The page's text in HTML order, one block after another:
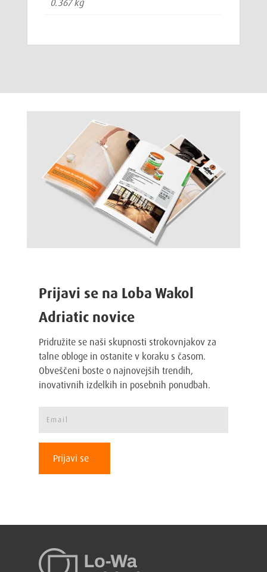
0.367 kg
Prijavi se na Loba Wakol
Adriatic novice
Pridružite se naši skupnosti strokovnjakov za
talne obloge in ostanite v koraku s časom.
Obveščeni boste o najnovejših trendih,
inovativnih izdelkih in posebnih ponudbah.
Prijavi se